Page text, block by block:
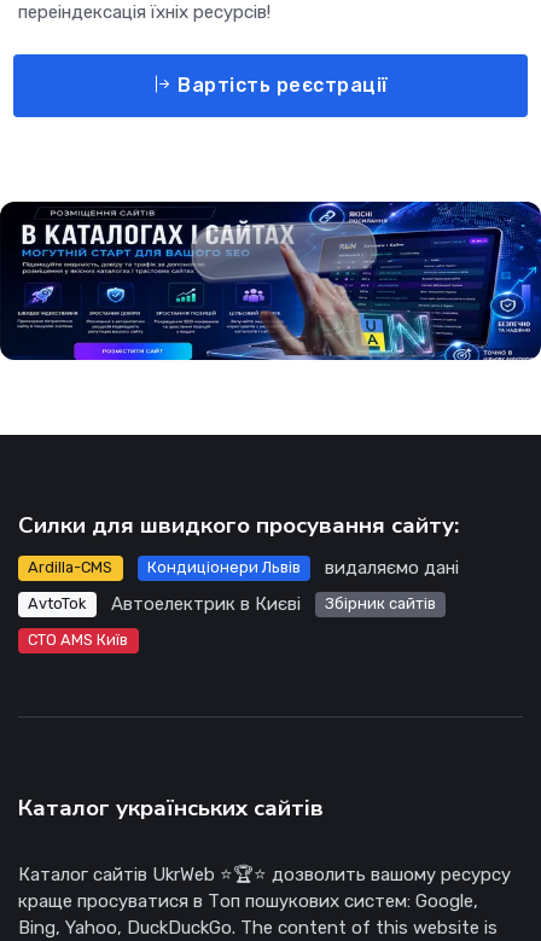
переіндексація їхніх ресурсів!
Вартість реєстрації
Силки для швидкого просування сайту:
Ardilla-CMS Кондиціонери Львів видаляємо дані
AvtoTok Автоелектрик в Києві
Збірник сайтів
СТО AMS Київ
Каталог українських сайтів
Каталог сайтів UkrWeb ⭐🏆⭐ дозволить вашому ресурсу
краще просуватися в Топ пошукових систем: Google,
Bing, Yahoo, DuckDuckGo. The content of this website is